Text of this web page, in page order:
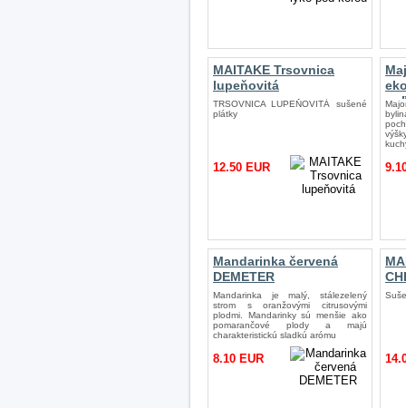
MAITAKE Trsovnica
lupeňovitá
TRSOVNICA LUPEŇOVITÁ sušené
plátky
12.50 EUR
Mandarinka červená
DEMETER
Mandarinka je malý, stálezelený
strom s oranžovými citrusovými
plodmi. Mandarinky sú menšie ako
pomarančové plody a majú
charakteristickú sladkú arómu
8.10 EUR